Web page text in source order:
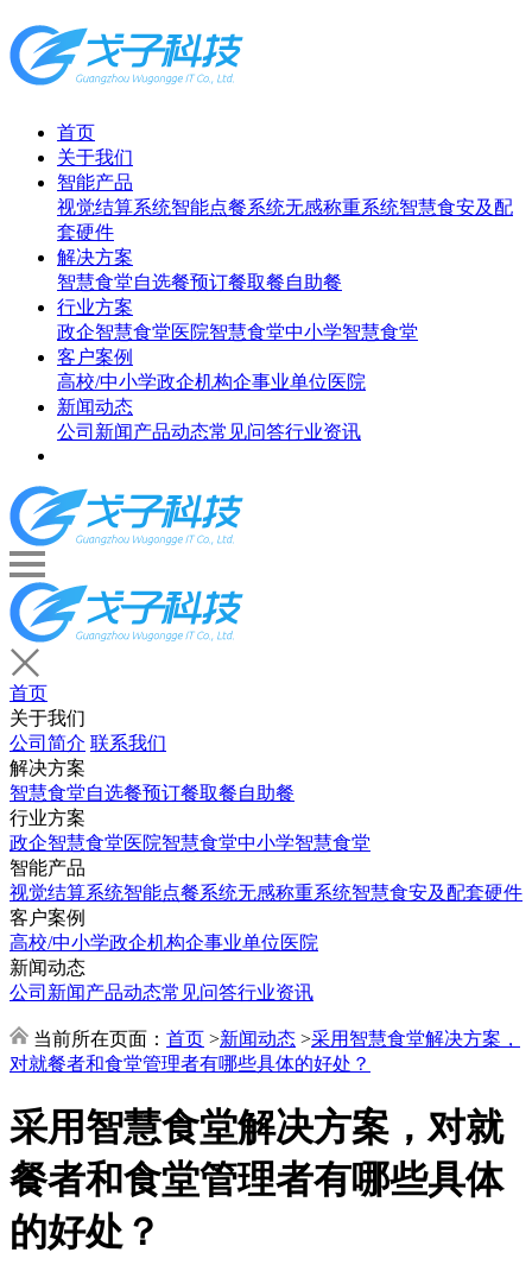
首页
关于我们
智能产品
视觉结算系统智能点餐系统无感称重系统智慧食安及配
套硬件
解决方案
智慧食堂自选餐预订餐取餐自助餐
行业方案
政企智慧食堂医院智慧食堂中小学智慧食堂
客户案例
高校/中小学政企机构企事业单位医院
新闻动态
公司新闻产品动态常见问答行业资讯
首页
关于我们
公司简介 联系我们
解决方案
智慧食堂自选餐预订餐取餐自助餐
行业方案
政企智慧食堂医院智慧食堂中小学智慧食堂
智能产品
视觉结算系统智能点餐系统无感称重系统智慧食安及配套硬件
客户案例
高校/中小学政企机构企事业单位医院
新闻动态
公司新闻产品动态常见问答行业资讯
当前所在页面： 首页 >新闻动态 >采用智慧食堂解决方案，
对就餐者和食堂管理者有哪些具体的好处？
采用智慧食堂解决方案，对就
餐者和食堂管理者有哪些具体
的好处？